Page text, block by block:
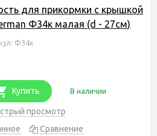
для прикормки с крышкой
Ф34к малая (d - 27см)
Ф34к
Купить В наличии
просмотр
Сравнение